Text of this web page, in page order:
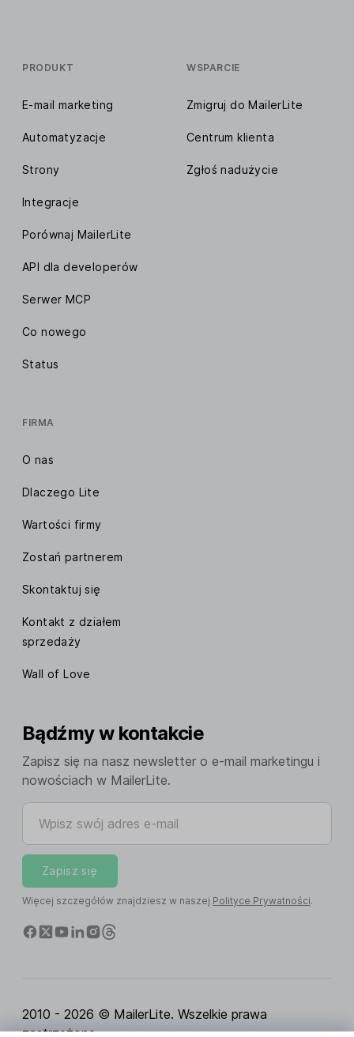
PRODUKT
E-mail marketing
Automatyzacje
Strony
Integracje
Porównaj MailerLite
API dla developerów
Serwer MCP
Co nowego
Status
WSPARCIE
Zmigruj do MailerLite
Centrum klienta
Zgłoś nadużycie
FIRMA
O nas
Dlaczego Lite
Wartości firmy
Zostań partnerem
Skontaktuj się
Kontakt z działem
sprzedaży
Wall of Love
Bądźmy w kontakcie
Zapisz się na nasz newsletter o e-mail marketingu i
nowościach w MailerLite.
Wpisz swój adres e-mail
Zapisz się
Więcej szczegółów znajdziesz w naszej Polityce Prywatności.
2010 - 2026 © MailerLite. Wszelkie prawa
zastrzeżone.